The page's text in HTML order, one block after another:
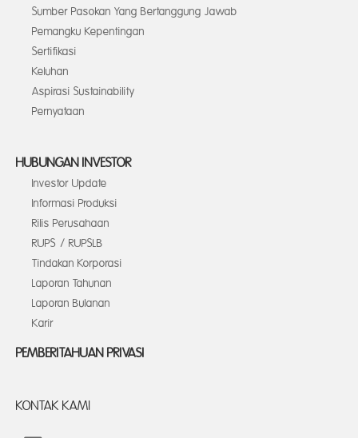
Sumber Pasokan Yang Bertanggung Jawab
Pemangku Kepentingan
Sertifikasi
Keluhan
Aspirasi Sustainability
Pernyataan
HUBUNGAN INVESTOR
Investor Update
Informasi Produksi
Rilis Perusahaan
RUPS / RUPSLB
Tindakan Korporasi
Laporan Tahunan
Laporan Bulanan
Karir
PEMBERITAHUAN PRIVASI
KONTAK KAMI